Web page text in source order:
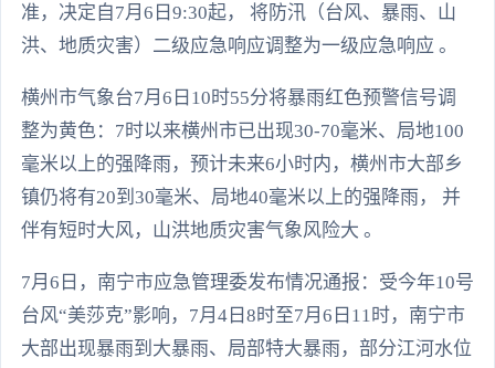
准，决定自7月6日9:30起， 将防汛（台风、暴雨、山
洪、地质灾害）二级应急响应调整为一级应急响应 。
横州市气象台7月6日10时55分将暴雨红色预警信号调
整为黄色：7时以来横州市已出现30-70毫米、局地100
毫米以上的强降雨，预计未来6小时内，横州市大部乡
镇仍将有20到30毫米、局地40毫米以上的强降雨， 并
伴有短时大风，山洪地质灾害气象风险大 。
7月6日，南宁市应急管理委发布情况通报：受今年10号
台风“美莎克”影响，7月4日8时至7月6日11时，南宁市
大部出现暴雨到大暴雨、局部特大暴雨，部分江河水位